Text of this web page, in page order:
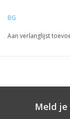
BG
Aan verlanglijst
Meld